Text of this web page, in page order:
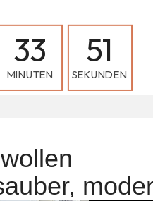
33
MINUTEN
50
SEKUNDEN